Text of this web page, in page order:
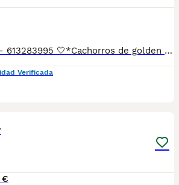
📲Laura 677983742 - 613283995 🤍*Cachorros de golden retriever *🤍 ¿Buscas un nuevo compañero para tu hogar? ❤️ Tenemos preciosos cachorros listos para encontrar una familia responsable. ✅ Vacunados ✅ Desparasitados ✅ Cartilla sanitaria ✅ Garantías incluidas ✅ Máxima atención y cuidado Se hacen envíos a toda España: Andalucía: Almería, Cádiz, Córdoba, Granada, Huelva, Jaén, Málaga, Sevilla.Aragón: Huesca, Teruel, Zaragoza.Asturias: Oviedo.Baleares: Palma.Canarias: Las Palmas de Gran Canaria, Santa Cruz de Tenerife.Cantabria: Santander.Castilla-La Mancha: Albacete, Ciudad Real, Cuenca, Guadalajara, Toledo.Castilla y León: Ávila, Burgos, León, Palencia, Salamanca, Segovia, Soria, Valladolid, Zamora.Cataluña: Barcelona, Gerona (Girona), Lérida (Lleida), Tarragona.Comunidad Valenciana: Alicante, Castellón de la Plana, Valencia.Extremadura: Badajoz, Cáceres.Galicia: La Coruña (A Coruña), Lugo, Orense (Ourense), Pontevedra.La Rioja: Logroño.Madrid: Madrid.Murcia: Murcia.Navarra: Pamplona.País Vasco: Bilbao (Vizcaya), San Sebastián (Guipúzcoa), Vitoria (Álava). 🐾 Cachorros sanos, sociables y criados con mucho cariño. 📲 ¡Pregunta sin compromiso por disponibilidad, fotos y precios por mensaje privado!
Verificada
€